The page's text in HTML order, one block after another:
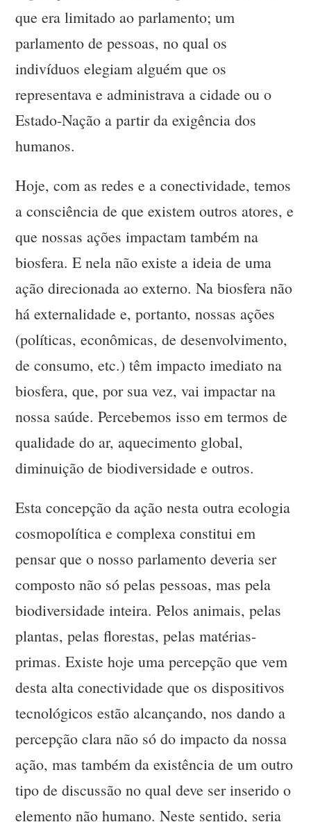
que era limitado ao parlamento; um
parlamento de pessoas, no qual os
indivíduos elegiam alguém que os
representava e administrava a cidade ou o
Estado-Nação a partir da exigência dos
humanos.
Hoje, com as redes e a conectividade, temos
a consciência de que existem outros atores, e
que nossas ações impactam também na
biosfera. E nela não existe a ideia de uma
ação direcionada ao externo. Na biosfera não
há externalidade e, portanto, nossas ações
(políticas, econômicas, de desenvolvimento,
de consumo, etc.) têm impacto imediato na
biosfera, que, por sua vez, vai impactar na
nossa saúde. Percebemos isso em termos de
qualidade do ar, aquecimento global,
diminuição de biodiversidade e outros.
Esta concepção da ação nesta outra ecologia
cosmopolítica e complexa constitui em
pensar que o nosso parlamento deveria ser
composto não só pelas pessoas, mas pela
biodiversidade inteira. Pelos animais, pelas
plantas, pelas florestas, pelas matérias-
primas. Existe hoje uma percepção que vem
desta alta conectividade que os dispositivos
tecnológicos estão alcançando, nos dando a
percepção clara não só do impacto da nossa
ação, mas também da existência de um outro
tipo de discussão no qual deve ser inserido o
elemento não humano. Neste sentido, seria